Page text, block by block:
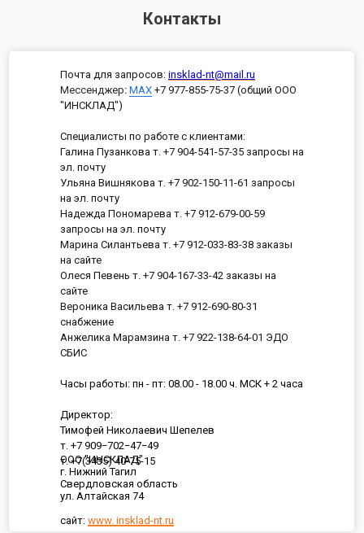
Контакты
ООО "ИНСКЛАД"
г. Нижний Тагил
Свердловская область
ул. Алтайская 74
сайт: www. insklad-nt.ru
Почта для запросов: insklad-nt@mail.ru
Мессенджер: MAX +7 977-855-75-37 (общий ООО
"ИНСКЛАД")
Специалисты по работе с клиентами:
Галина Пузанкова т. +7 904-541-57-35 запросы на
эл. почту
Ульяна Вишнякова т. +7 902-150-11-61 запросы
на эл. почту
Надежда Пономарева т. +7 912-679-00-59
запросы на эл. почту
Марина Силантьева т. +7 912-033-83-38 заказы
на сайте
Олеся Певень т. +7 904-167-33-42 заказы на
сайте
Вероника Васильева т. +7 912-690-80-31
снабжение
Анжелика Марамзина т. +7 922-138-64-01 ЭДО
СБИС
Часы работы: пн - пт: 08.00 - 18.00 ч. МСК + 2 часа
Директор:
Тимофей Николаевич Шепелев
т. +7 909−702−47−49
т. +7(3435) 40-75-15